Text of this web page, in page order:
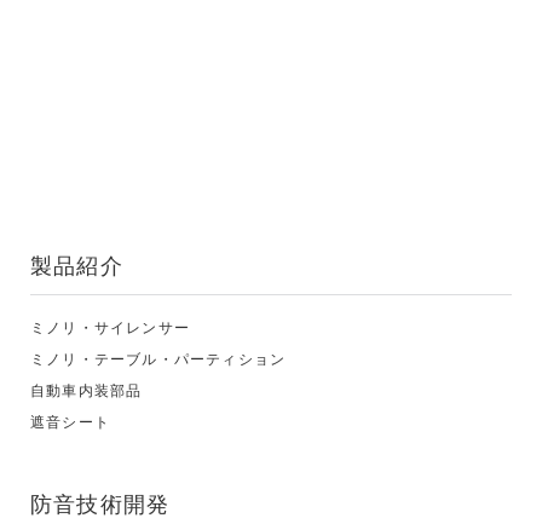
製品紹介
ミノリ・サイレンサー
ミノリ・テーブル・パーティション
自動車内装部品
遮音シート
防音技術開発